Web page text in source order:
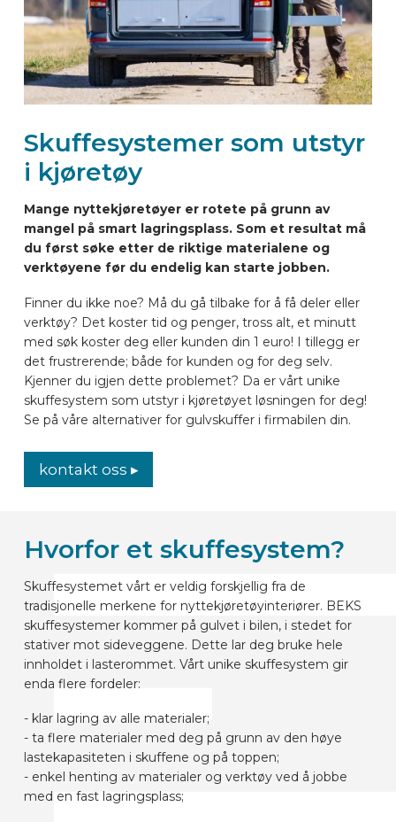
BILMERKER
KONTAKT
KJØRETØYUTSTYR ONLINE
Skuffesystemer som utstyr
i kjøretøy
Mange nyttekjøretøyer er rotete på grunn av
mangel på smart lagringsplass. Som et resultat må
du først søke etter de riktige materialene og
verktøyene før du endelig kan starte jobben.
Finner du ikke noe? Må du gå tilbake for å få deler eller
verktøy? Det koster tid og penger, tross alt, et minutt
med søk koster deg eller kunden din 1 euro! I tillegg er
det frustrerende; både for kunden og for deg selv.
Kjenner du igjen dette problemet? Da er vårt unike
skuffesystem som utstyr i kjøretøyet løsningen for deg!
Se på våre alternativer for gulvskuffer i firmabilen din.
kontakt oss ▸
Hvorfor et skuffesystem?
Skuffesystemet vårt er veldig forskjellig fra de
tradisjonelle merkene for nyttekjøretøyinteriører. BEKS
skuffesystemer kommer på gulvet i bilen, i stedet for
stativer mot sideveggene. Dette lar deg bruke hele
innholdet i lasterommet. Vårt unike skuffesystem gir
enda flere fordeler:
- klar lagring av alle materialer;
- ta flere materialer med deg på grunn av den høye
lastekapasiteten i skuffene og på toppen;
- enkel henting av materialer og verktøy ved å jobbe
med en fast lagringsplass;